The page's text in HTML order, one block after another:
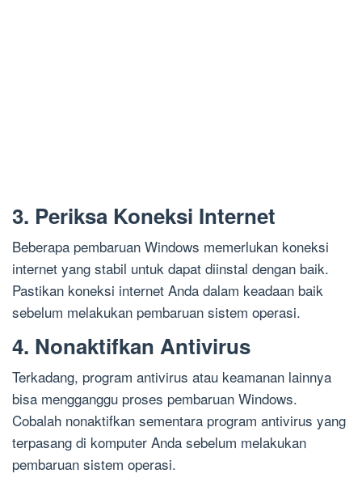
3. Periksa Koneksi Internet
Beberapa pembaruan Windows memerlukan koneksi
internet yang stabil untuk dapat diinstal dengan baik.
Pastikan koneksi internet Anda dalam keadaan baik
sebelum melakukan pembaruan sistem operasi.
4. Nonaktifkan Antivirus
Terkadang, program antivirus atau keamanan lainnya
bisa mengganggu proses pembaruan Windows.
Cobalah nonaktifkan sementara program antivirus yang
terpasang di komputer Anda sebelum melakukan
pembaruan sistem operasi.